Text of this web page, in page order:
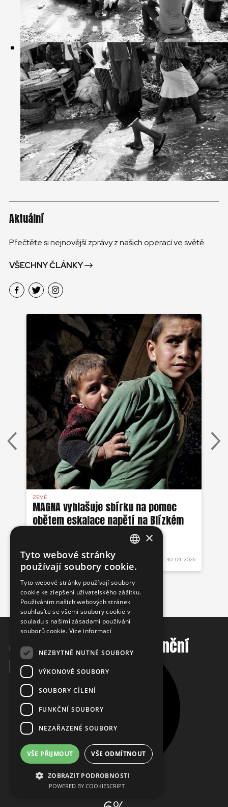
Česká republika
Pracujte s námi
Kontaktujte nás
Aktuální
Přečtěte si nejnovější zprávy z našich operací ve světě.
VŠECHNY ČLÁNKY
ZEMĚ
MAGNA vyhlašuje sbírku na pomoc
obětem eskalace napětí na Blízkém
východě a Afghánistánu.
30. 04. 2026
Jak využíváme vaše finanční
prostředky?
92%
PROGRAM
CZECH
×
Tyto webové stránky
používají soubory cookie.
Tyto webové stránky používají soubory
cookie ke zlepšení uživatelského zážitku.
Používáním našich webových stránek
souhlasíte se všemi soubory cookie v
souladu s našimi zásadami používání
souborů cookie. Více informací
NEZBYTNĚ NUTNÉ SOUBORY
VÝKONOVÉ SOUBORY
SOUBORY CÍLENÍ
FUNKČNÍ SOUBORY
NEZAŘAZENÉ SOUBORY
VŠE PŘIJMOUT VŠE ODMÍTNOUT
ZOBRAZIT PODROBNOSTI
POWERED BY COOKIESCRIPT